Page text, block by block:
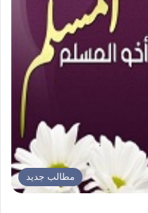
مطالب جدید